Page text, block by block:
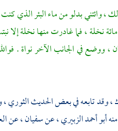
، وائتني بدلو من ماء البئر الذي
نخلة ، فما غادرت منها نخلة
، ووضع في الجانب الآخر نواة .
، وقد تابعه في بعض الحديثالثوري،
أبو أحمد الزبيري، عنسفيان، عن